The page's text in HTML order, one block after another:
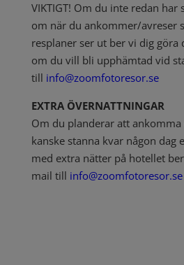
VIKTIGT! Om du inte redan
om när du ankommer/avreser
resplaner ser ut ber vi dig göra
om du vill bli upphämtad vid
till info@zoomfotoresor.se
EXTRA ÖVERNATTNINGAR
Om du planderar att
kanske stanna kvar någon dag
med extra nätter på hotellet
mail till info@zoomfotoresor.se